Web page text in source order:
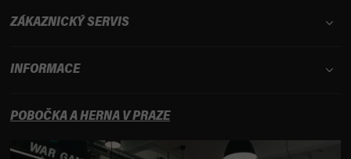
ZÁKAZNICKÝ SERVIS
INFORMACE
POBOČKA A HERNA V PRAZE